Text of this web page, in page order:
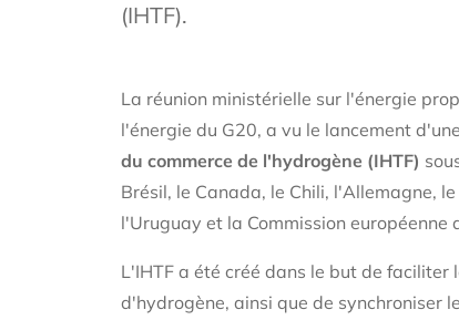
(IHTF).
La réunion ministérielle sur l'énergie
l'énergie du G20, a vu le lancement
du commerce de l'hydrogène (IHTF)
Brésil, le Canada, le Chili, l'Allemagne,
l'Uruguay et la Commission européenne
L'IHTF a été créé dans le but de
d'hydrogène, ainsi que de synchroniser